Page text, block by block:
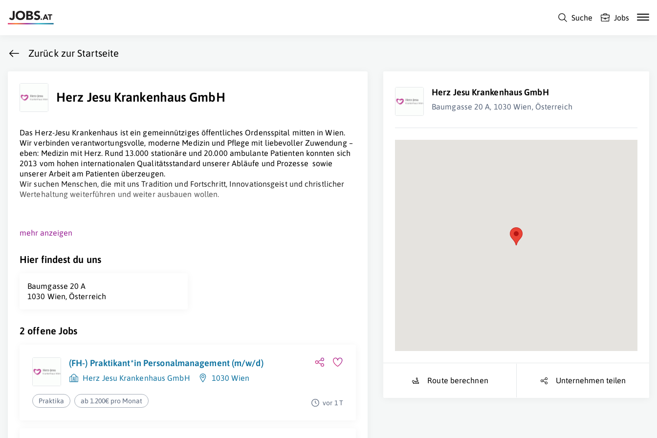
Suche Jobs
Zurück zur Startseite
Herz Jesu Krankenhaus GmbH
Das Herz-Jesu Krankenhaus ist ein gemeinnütziges öffentliches Ordensspital mitten in Wien.
Wir verbinden verantwortungsvolle, moderne Medizin und Pflege mit liebevoller Zuwendung –
eben: Medizin mit Herz. Rund 13.000 stationäre und 20.000 ambulante Patienten konnten sich
2013 vom hohen internationalen Qualitätsstandard unserer Abläufe und Prozesse sowie
unserer Arbeit am Patienten überzeugen.
Wir suchen Menschen, die mit uns Tradition und Fortschritt, Innovationsgeist und christlicher
Wertehaltung weiterführen und weiter ausbauen wollen.
mehr anzeigen
Hier findest du uns
Baumgasse 20 A
1030 Wien, Österreich
2 offene Jobs
(FH-) Praktikant*in Personalmanagement (m/w/d)
Herz Jesu Krankenhaus GmbH 1030 Wien
Praktika ab 1.200€ pro Monat vor 1 T
Herz Jesu Krankenhaus GmbH
Baumgasse 20 A, 1030 Wien, Österreich
Route berechnen Unternehmen teilen